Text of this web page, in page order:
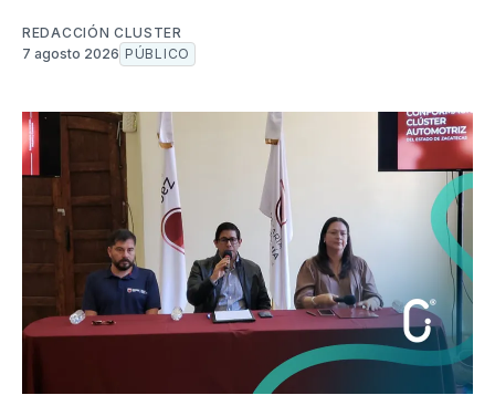
REDACCIÓN CLUSTER
7 agosto 2026 PÚBLICO